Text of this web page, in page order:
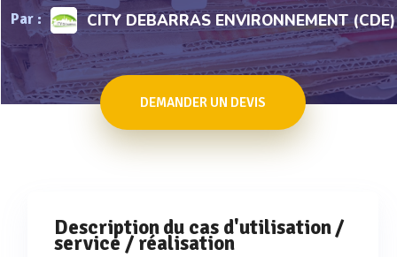
Par : CITY DEBARRAS ENVIRONNEMENT (CDE)
DEMANDER UN DEVIS
Description du cas d'utilisation /
service / réalisation